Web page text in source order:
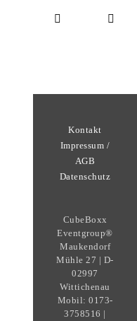
Kontakt
Impressum /
AGB
Datenschutz
CubeBoxx
Eventgroup®
Maukendorf
Mühle 27 | D-
02997
Wittichenau
Mobil: 0173-
3758516 |